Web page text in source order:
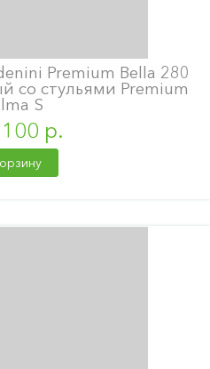
Premium Bella 280
со стульями Premium
S
р.